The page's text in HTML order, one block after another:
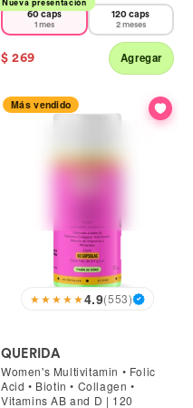
60 caps
1 mes
Nueva presentación
120 caps
2 meses
$ 269 Agregar
QUERIDA
Women's Multivitamin • Folic
Acid • Biotin • Collagen •
Vitamins AB and D | 120
Más vendido
★★★★★4.9(553)